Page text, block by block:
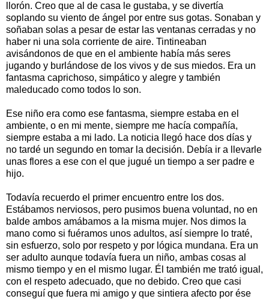
llorón. Creo que al de casa le gustaba, y se divertía
soplando su viento de ángel por entre sus gotas. Sonaban y
soñaban solas a pesar de estar las ventanas cerradas y no
haber ni una sola corriente de aire. Tintineaban
avisándonos de que en el ambiente había más seres
jugando y burlándose de los vivos y de sus miedos. Era un
fantasma caprichoso, simpático y alegre y también
maleducado como todos lo son.
Ese niño era como ese fantasma, siempre estaba en el
ambiente, o en mi mente, siempre me hacía compañía,
siempre estaba a mi lado. La noticia llegó hace dos días y
no tardé un segundo en tomar la decisión. Debía ir a llevarle
unas flores a ese con el que jugué un tiempo a ser padre e
hijo.
Todavía recuerdo el primer encuentro entre los dos.
Estábamos nerviosos, pero pusimos buena voluntad, no en
balde ambos amábamos a la misma mujer. Nos dimos la
mano como si fuéramos unos adultos, así siempre lo traté,
sin esfuerzo, solo por respeto y por lógica mundana. Era un
ser adulto aunque todavía fuera un niño, ambas cosas al
mismo tiempo y en el mismo lugar. Él también me trató igual,
con el respeto adecuado, que no debido. Creo que casi
conseguí que fuera mi amigo y que sintiera afecto por ése